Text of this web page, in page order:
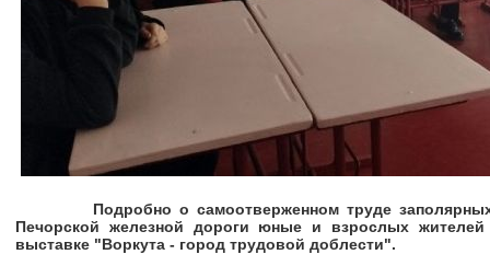
Подробно о самоотверженном труде заполярных
Печорской железной дороги юные и взрослых жителей
выставке "Воркута - город трудовой доблести".